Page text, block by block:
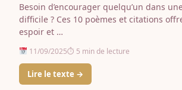
Besoin d’encourager quelqu’un dans
difficile ? Ces 10 poèmes et citations
espoir et …
11/09/2025⏱ 5 min de lecture
Lire le texte →